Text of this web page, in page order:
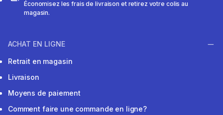
Économisez les frais de livraison et retirez votre colis au
magasin.
ACHAT EN LIGNE
Retrait en magasin
Livraison
Moyens de paiement
Comment faire une commande en ligne?